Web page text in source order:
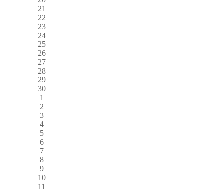
21
22
23
24
25
26
27
28
29
30
1
2
3
4
5
6
7
8
9
10
11